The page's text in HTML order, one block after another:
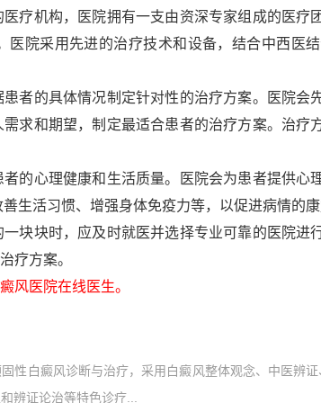
机构，医院拥有一支由资深专家组成的医疗
院采用先进的治疗技术和设备，结合中西医
的具体情况制定针对性的治疗方案。医院会
求和期望，制定最适合患者的治疗方案。治疗
心理健康和生活质量。医院会为患者提供心
生活习惯、增强身体免疫力等，以促进病情的康
块时，应及时就医并选择专业可靠的医院进
疗方案。
医院在线医生。
性白癜风诊断与治疗，采用白癜风整体观念、中医辨
辨证论治等特色诊疗...